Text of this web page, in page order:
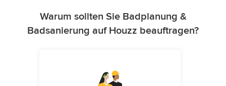
Warum sollten Sie Badplanung &
Badsanierung auf Houzz beauftragen?